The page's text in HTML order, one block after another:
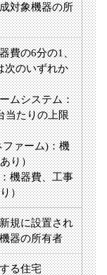
対象機器の所
費の6分の1、
次のいずれか
ムシステム：
当たりの上限
ァーム)：機
り）
機器費、工事
）
規に設置され
器の所有者
る住宅